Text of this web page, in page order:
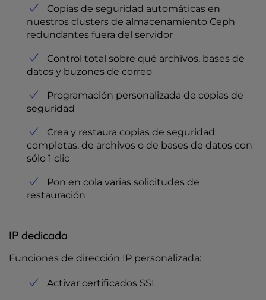
Copias de seguridad automáticas en
nuestros clusters de almacenamiento Ceph
redundantes fuera del servidor
Control total sobre qué archivos, bases de
datos y buzones de correo
Programación personalizada de copias de
seguridad
Crea y restaura copias de seguridad
completas, de archivos o de bases de datos con
sólo 1 clic
Pon en cola varias solicitudes de
restauración
IP dedicada
Funciones de dirección IP personalizada:
Activar certificados SSL